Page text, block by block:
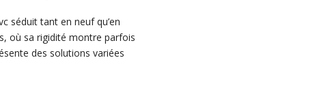
séduit tant en neuf qu’en
où sa rigidité montre parfois
des solutions variées